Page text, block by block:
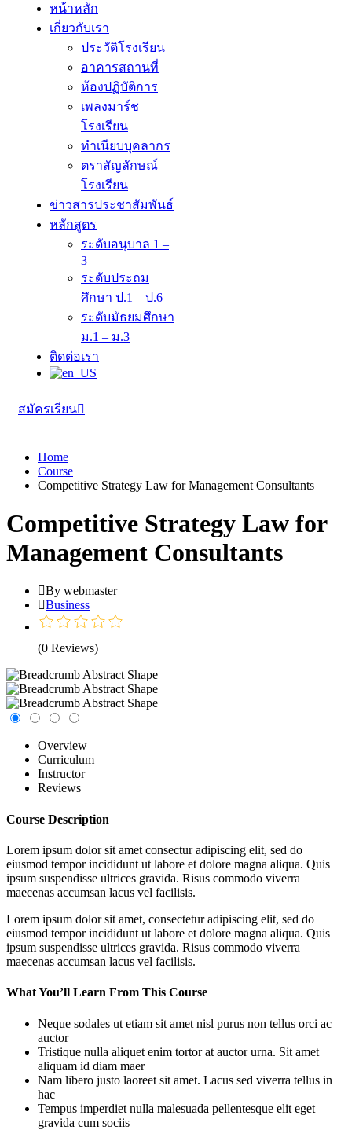
หน้าหลัก
เกี่ยวกับเรา
ประวัติโรงเรียน
อาคารสถานที่
ห้องปฏิบัติการ
เพลงมาร์ช
โรงเรียน
ทำเนียบบุคลากร
ตราสัญลักษณ์
โรงเรียน
ข่าวสารประชาสัมพันธ์
หลักสูตร
ระดับอนุบาล 1 –
3
ระดับประถม
ศึกษา ป.1 – ป.6
ระดับมัธยมศึกษา
ม.1 – ม.3
ติดต่อเรา
สมัครเรียน
Home
Course
Competitive Strategy Law for Management Consultants
Competitive Strategy Law for
Management Consultants
By webmaster
Business
(0 Reviews)
Overview
Curriculum
Instructor
Reviews
Course Description
Lorem ipsum dolor sit amet consectur adipiscing elit, sed do
eiusmod tempor incididunt ut labore et dolore magna aliqua. Quis
ipsum suspendisse ultrices gravida. Risus commodo viverra
maecenas accumsan lacus vel facilisis.
Lorem ipsum dolor sit amet, consectetur adipiscing elit, sed do
eiusmod tempor incididunt ut labore et dolore magna aliqua. Quis
ipsum suspendisse ultrices gravida. Risus commodo viverra
maecenas accumsan lacus vel facilisis.
What You’ll Learn From This Course
Neque sodales ut etiam sit amet nisl purus non tellus orci ac
auctor
Tristique nulla aliquet enim tortor at auctor urna. Sit amet
aliquam id diam maer
Nam libero justo laoreet sit amet. Lacus sed viverra tellus in
hac
Tempus imperdiet nulla malesuada pellentesque elit eget
gravida cum sociis